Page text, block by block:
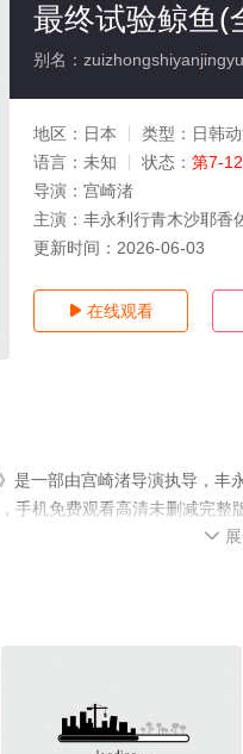
最终试验鲸鱼(
别名：zuizhongshiyanjingyu
地区： 日本 类型： 日韩
语言： 未知 状态： 第7-
导演： 宫崎渚
主演： 丰永利行青木沙耶香
更新时间： 2026-06-03
 在线观看
是一部由宫崎渚导演执导，
手机免费观看高清未删减完
